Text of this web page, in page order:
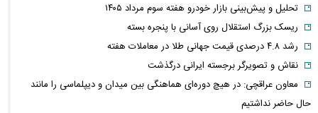
تحلیل و پیش‌بینی بازار خودرو هفته سوم مرداد ۱۴۰۵
ریسک بزرگ استقلال روی آسانی با پنجره بسته
رشد ۴.۸ درصدی قیمت جهانی طلا در معاملات هفته
نقاش و تصویرگر برجسته ایرانی درگذشت
معاون عراقچی: در هیچ دوره‌ای هماهنگی بین میدان و دیپلماسی را مانند
حال حاضر نداشتیم